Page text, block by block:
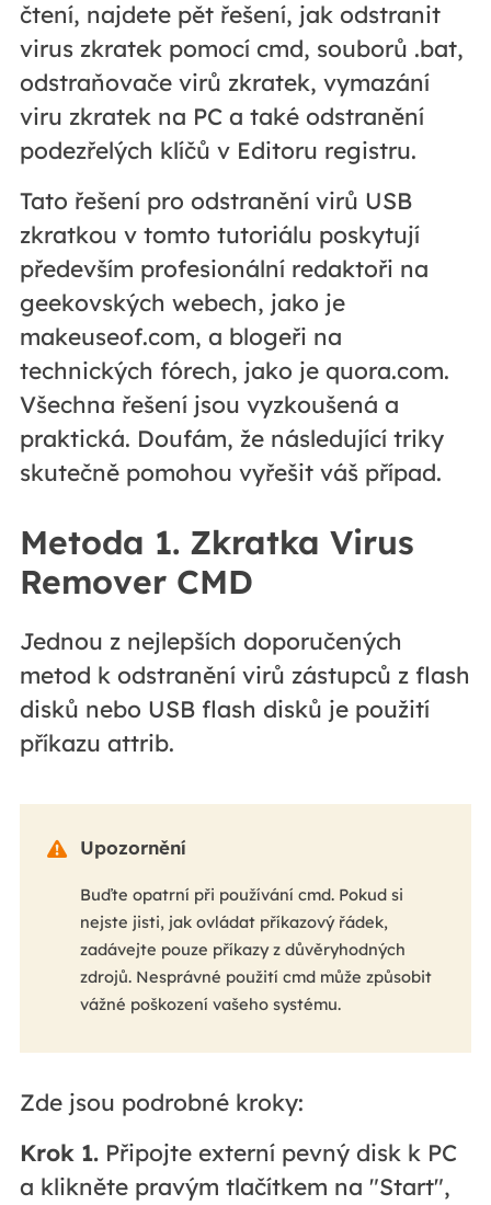
čtení, najdete pět řešení, jak odstranit
virus zkratek pomocí cmd, souborů .bat,
odstraňovače virů zkratek, vymazání
viru zkratek na PC a také odstranění
podezřelých klíčů v Editoru registru.
Tato řešení pro odstranění virů USB
zkratkou v tomto tutoriálu poskytují
především profesionální redaktoři na
geekovských webech, jako je
makeuseof.com, a blogeři na
technických fórech, jako je quora.com.
Všechna řešení jsou vyzkoušená a
praktická. Doufám, že následující triky
skutečně pomohou vyřešit váš případ.
Metoda 1. Zkratka Virus
Remover CMD
Jednou z nejlepších doporučených
metod k odstranění virů zástupců z flash
disků nebo USB flash disků je použití
příkazu attrib.
 Upozornění
Buďte opatrní při používání cmd. Pokud si
nejste jisti, jak ovládat příkazový řádek,
zadávejte pouze příkazy z důvěryhodných
zdrojů. Nesprávné použití cmd může způsobit
vážné poškození vašeho systému.
Zde jsou podrobné kroky:
Krok 1.Připojte externí pevný disk k PC
a klikněte pravým tlačítkem na "Start",